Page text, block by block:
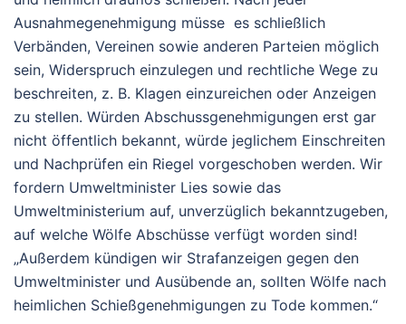
Ausnahmegenehmigung müsse es schließlich
Verbänden, Vereinen sowie anderen Parteien möglich
sein, Widerspruch einzulegen und rechtliche Wege zu
beschreiten, z. B. Klagen einzureichen oder Anzeigen
zu stellen. Würden Abschussgenehmigungen erst gar
nicht öffentlich bekannt, würde jeglichem Einschreiten
und Nachprüfen ein Riegel vorgeschoben werden. Wir
fordern Umweltminister Lies sowie das
Umweltministerium auf, unverzüglich bekanntzugeben,
auf welche Wölfe Abschüsse verfügt worden sind!
„Außerdem kündigen wir Strafanzeigen gegen den
Umweltminister und Ausübende an, sollten Wölfe nach
heimlichen Schießgenehmigungen zu Tode kommen.“